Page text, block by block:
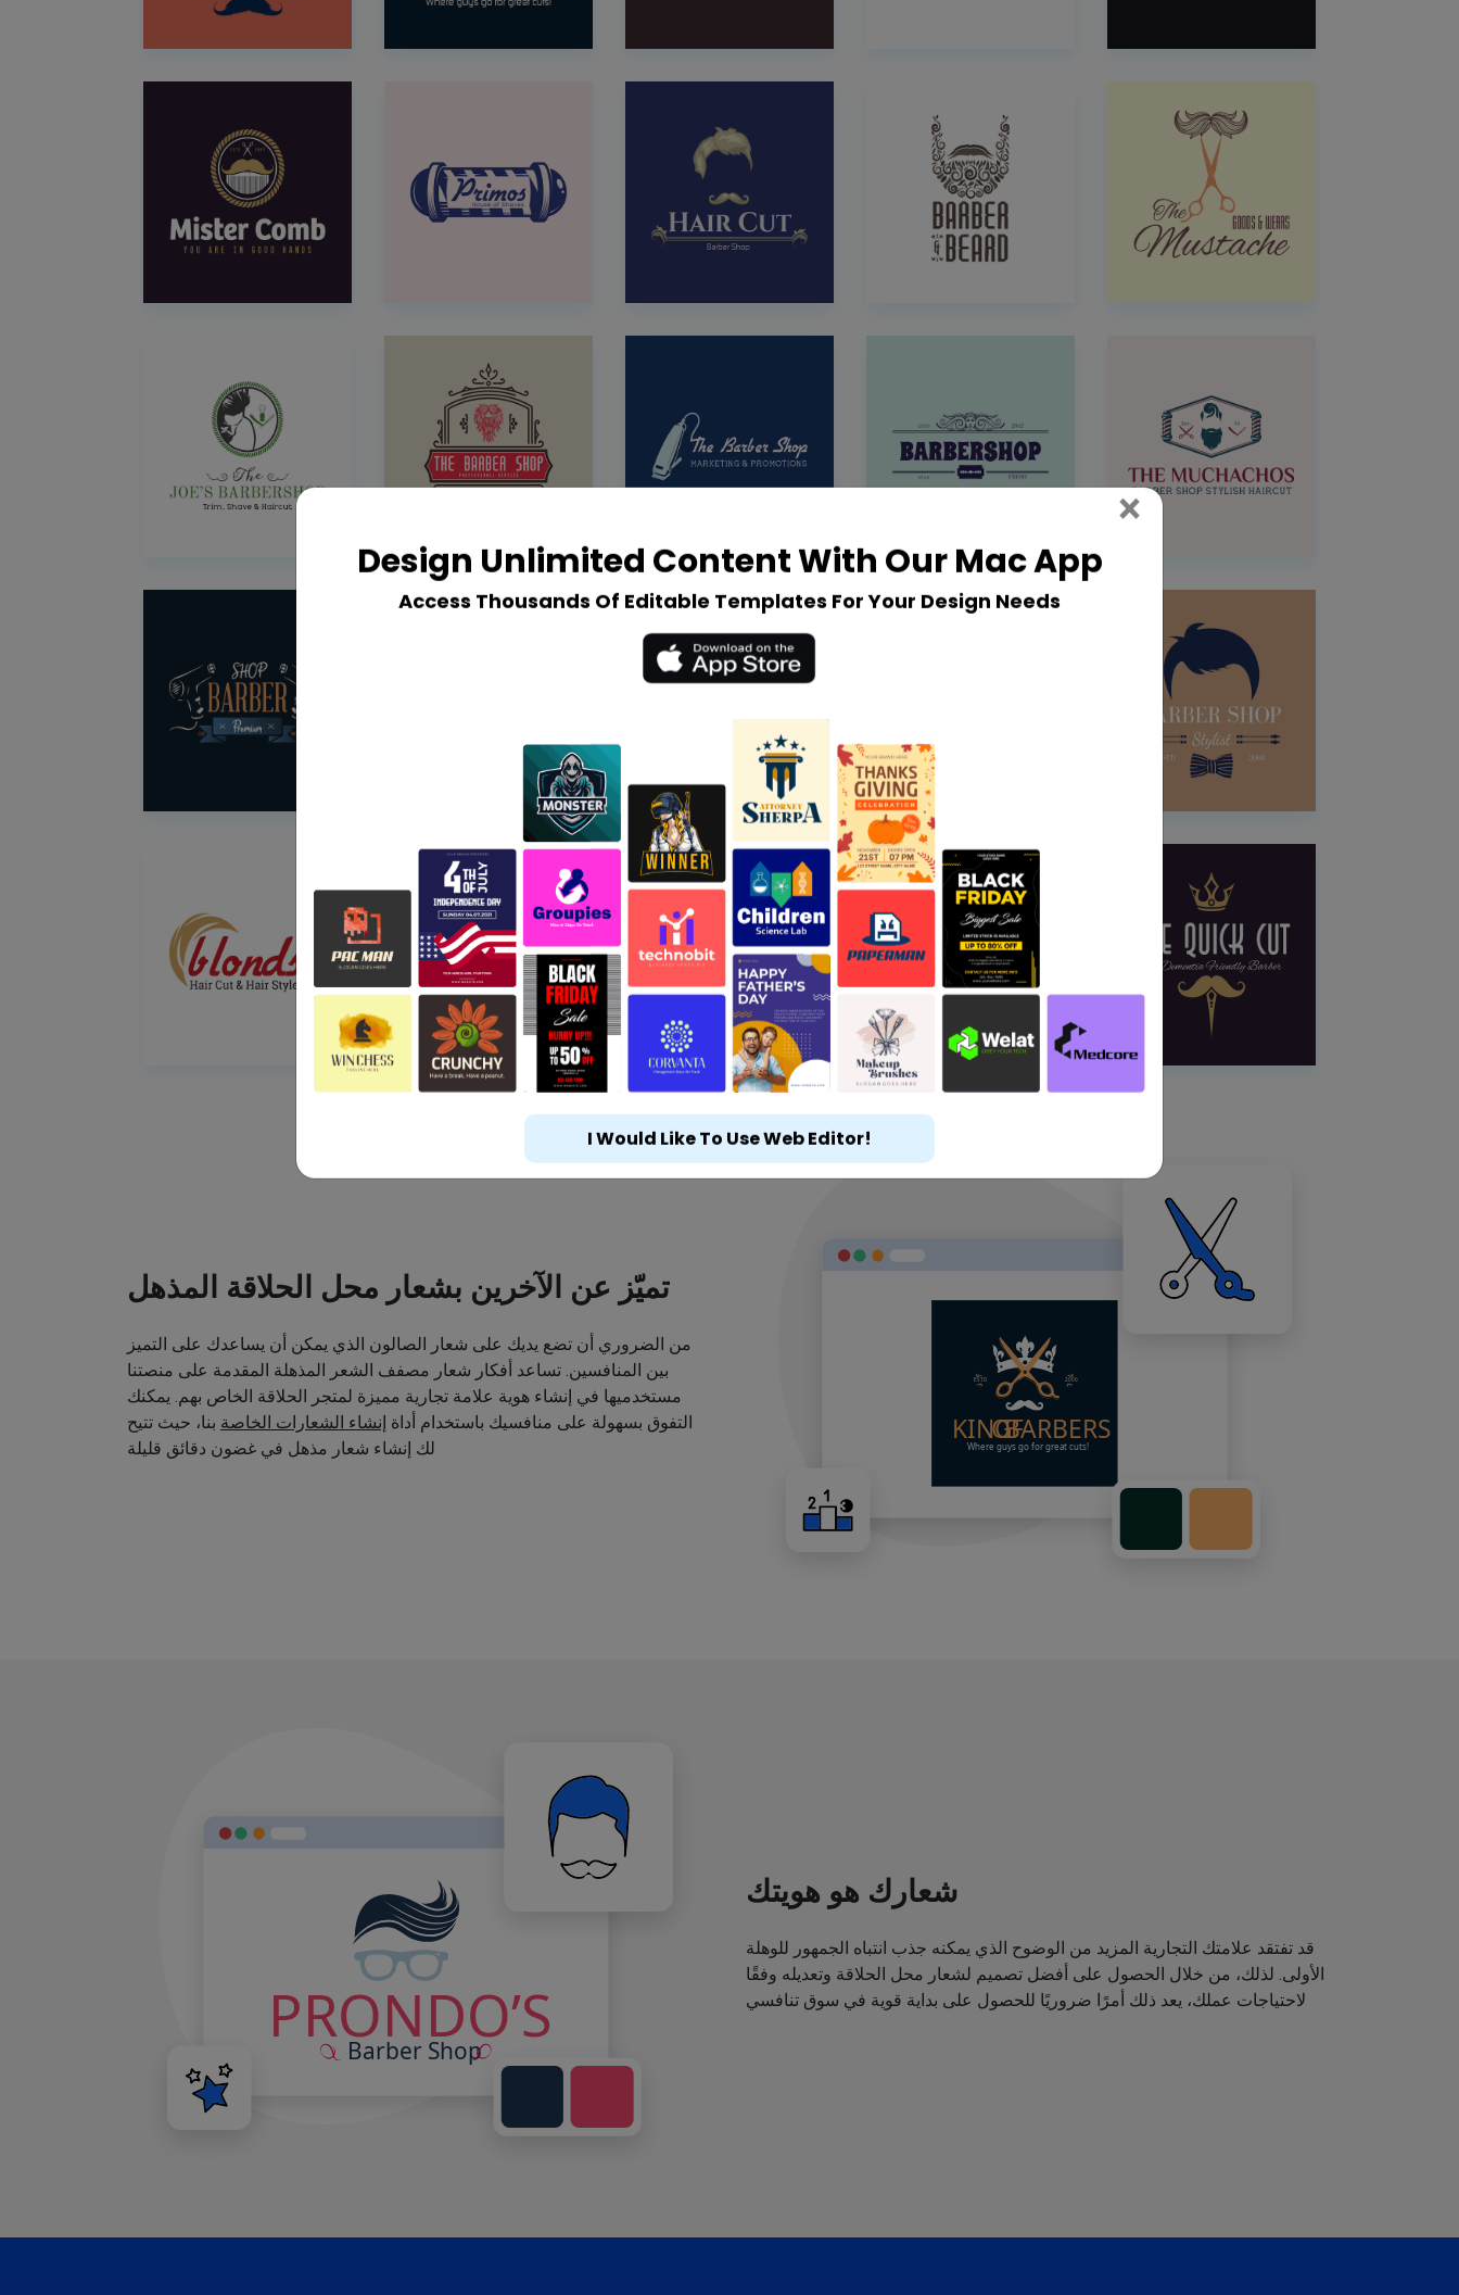
تميّز عن الآخرين بشعار محل الحلاقة المذهل
من الضروري أن تضع يديك على شعار الصالون الذي يمكن أن يساعدك على التميز
بين المنافسين. تساعد أفكار شعار مصفف الشعر المذهلة المقدمة على منصتنا
مستخدميها في إنشاء هوية علامة تجارية مميزة لمتجر الحلاقة الخاص بهم. يمكنك
التفوق بسهولة على منافسيك باستخدام أداة إنشاء الشعارات الخاصة بنا، حيث تتيح
لك إنشاء شعار مذهل في غضون دقائق قليلة
شعارك هو هويتك
قد تفتقد علامتك التجارية المزيد من الوضوح الذي يمكنه جذب انتباه الجمهور للوهلة
الأولى. لذلك، من خلال الحصول على أفضل تصميم لشعار محل الحلاقة وتعديله وفقًا
لاحتياجات عملك، يعد ذلك أمرًا ضروريًا للحصول على بداية قوية في سوق تنافسي
Design Unlimited Content With Our Mac App
Access Thousands Of Editable Templates For Your Design Needs
× Close
I Would Like To Use Web Editor!